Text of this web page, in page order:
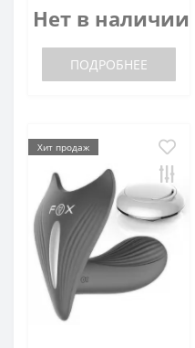
Нет в наличии
ПОДРОБНЕЕ
Хит продаж